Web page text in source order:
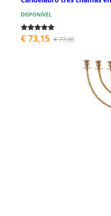
DISPONÍVEL
€ 73,15 € 77,00